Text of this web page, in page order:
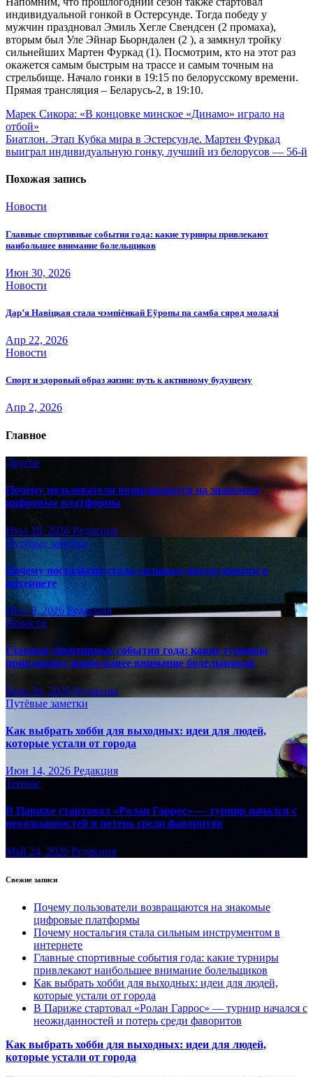
индивидуальной гонкой в Остерсунде. Тогда победу у
мужчин праздновал Эмиль Хегле Свендсен (2 промаха),
вторым был Уле Эйнар Бьорндален (2 ), а замкнул тройку
сильнейших Мартен Фуркад (1). Посмотрим, кто на этот раз
окажется самым быстрым на трассе и самым точным на
стрельбище. Начало гонки в 19:15 по белорусскому времени.
Прямая трансляция – Беларусь-2, в 19:10.
Навигация
по
записям
Марек Сикора: «В концовке минское «Динамо» играло на
отбой»
Биатлон. Этап Кубка мира в Эстерсунде. Мартен Фуркад
выиграл индивидуальную гонку, лучший из белорусов — 56-й
Похожая запись
Новости
Главные спортивные события года: какие турниры привлекают
наибольшее внимание болельщиков
Июн 30, 2026
Новости
Дар’я Навіцкая стала чэмпіёнкай Еўропы па самба сярод моладзі
Апр 22, 2026
Новости
Спорт и здоровый образ жизни: путь к активному будущему
Апр 2, 2026
Главное
Другое
Почему пользователи возвращаются на знакомые
цифровые платформы
Июл 18, 2026 Редакция
Путёвые заметки
Почему ностальгия стала сильным инструментом в
интернете
Июл 9, 2026 Редакция
Новости
Главные спортивные события года: какие турниры
привлекают наибольшее внимание болельщиков
Июн 30, 2026 Редакция
Путёвые заметки
Как выбрать хобби для выходных: идеи для людей,
которые устали от города
Июн 14, 2026 Редакция
Теннис
В Париже стартовал «Ролан Гаррос» — турнир начался с
неожиданностей и потерь среди фаворитов
Май 24, 2026 Редакция
Свежие записи
Почему пользователи возвращаются на знакомые
цифровые платформы
Почему ностальгия стала сильным инструментом в
интернете
Главные спортивные события года: какие турниры
привлекают наибольшее внимание болельщиков
Как выбрать хобби для выходных: идеи для людей,
которые устали от города
В Париже стартовал «Ролан Гаррос» — турнир начался с
неожиданностей и потерь среди фаворитов
Как выбрать хобби для выходных: идеи для людей,
которые устали от города